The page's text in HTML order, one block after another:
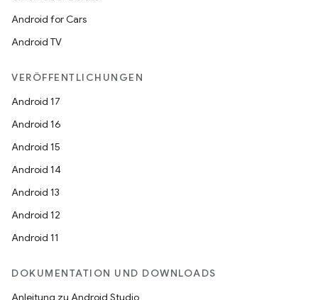
Android for Cars
Android TV
VERÖFFENTLICHUNGEN
Android 17
Android 16
Android 15
Android 14
Android 13
Android 12
Android 11
DOKUMENTATION UND DOWNLOADS
Anleitung zu Android Studio